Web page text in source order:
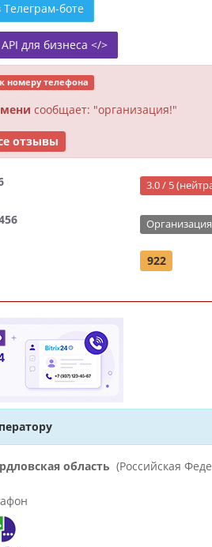
боте
API для бизнеса </>
номеру телефона
сообщает: "организация!"
отзывы
3.0 / 5
Организация
922
область (Российская